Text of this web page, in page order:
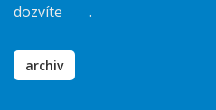
dozvíte
.
archiv